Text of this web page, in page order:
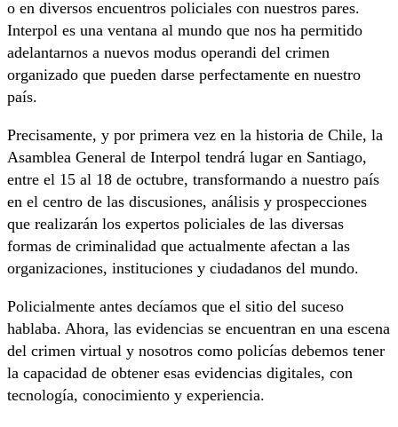
o en diversos encuentros policiales con nuestros pares.
Interpol es una ventana al mundo que nos ha permitido
adelantarnos a nuevos modus operandi del crimen
organizado que pueden darse perfectamente en nuestro
país.
Precisamente, y por primera vez en la historia de Chile, la
Asamblea General de Interpol tendrá lugar en Santiago,
entre el 15 al 18 de octubre, transformando a nuestro país
en el centro de las discusiones, análisis y prospecciones
que realizarán los expertos policiales de las diversas
formas de criminalidad que actualmente afectan a las
organizaciones, instituciones y ciudadanos del mundo.
Policialmente antes decíamos que el sitio del suceso
hablaba. Ahora, las evidencias se encuentran en una escena
del crimen virtual y nosotros como policías debemos tener
la capacidad de obtener esas evidencias digitales, con
tecnología, conocimiento y experiencia.